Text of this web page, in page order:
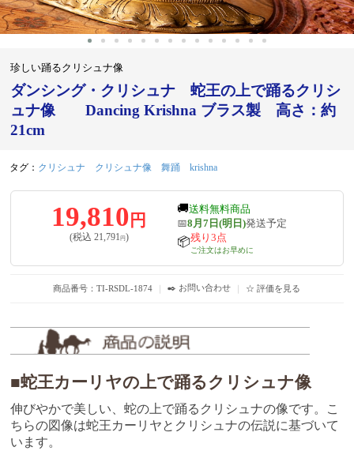
珍しい踊るクリシュナ像
ダンシング・クリシュナ 蛇王の上で踊るクリシ
ュナ像 Dancing Krishna ブラス製 高さ：約
21cm
タグ： クリシュナ クリシュナ像 舞踊 krishna
19,810 円
(税込 21,791 円)
🚚送料無料商品
📅8月7日(明日)発送予定
📦残り3点
ご注文はお早めに
商品番号：TI-RSDL-1874 ｜ ✒️ お問い合わせ ｜ ☆ 評価を見る
■蛇王カーリヤの上で踊るクリシュナ像
伸びやかで美しい、蛇の上で踊るクリシュナの像です。こ
ちらの図像は蛇王カーリヤとクリシュナの伝説に基づいて
います。